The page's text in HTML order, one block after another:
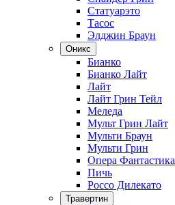
Статуарэто
Тасос
Элджин Браун
Оникс
Бианко
Бианко Лайт
Лайт
Лайт Грин Тейл
Меледа
Мульт Грин Лайт
Мульти Браун
Мульти Грин
Опера Фантастика
Пичь
Россо Дилекато
Травертин